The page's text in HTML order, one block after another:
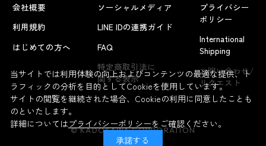
よくあるお問い合わせ
会社概要
利用規約
はじめての方へ
ソーシャルメディア
LINE IDの連携ガイド
FAQ
特定商取引法に
関する表示
プライバシー
ポリシー
International
Shipping
お問い合わせ/
リクエスト
© KADOKAWA CORPORATION
当サイトでは利用体験の向上およびコンテンツの最適な提供、ト
ラフィックの分析を目的としてCookieを使用しています。
サイトの閲覧を継続された場合、Cookieの利用に同意したことも
のといたします。
詳細についてはプライバシーポリシーをご確認ください。
承諾する